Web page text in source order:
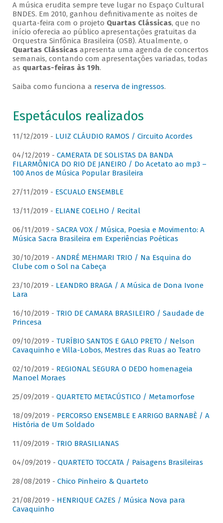
A música erudita sempre teve lugar no Espaço Cultural
BNDES. Em 2010, ganhou definitivamente as noites de
quarta-feira com o projeto Quartas Clássicas, que no
início oferecia ao público apresentações gratuitas da
Orquestra Sinfônica Brasileira (OSB). Atualmente, o
Quartas Clássicasapresenta uma agenda de concertos
semanais, contando com apresentações variadas, todas
as quartas-feiras às 19h.
Saiba como funciona a reserva de ingressos.
Espetáculos realizados
11/12/2019 - LUIZ CLÁUDIO RAMOS / Circuito Acordes
04/12/2019 - CAMERATA DE SOLISTAS DA BANDA
FILARMÔNICA DO RIO DE JANEIRO / Do Acetato ao mp3 –
100 Anos de Música Popular Brasileira
27/11/2019 - ESCUALO ENSEMBLE
13/11/2019 - ELIANE COELHO / Recital
06/11/2019 - SACRA VOX / Música, Poesia e Movimento: A
Música Sacra Brasileira em Experiências Poéticas
30/10/2019 - ANDRÉ MEHMARI TRIO / Na Esquina do
Clube com o Sol na Cabeça
23/10/2019 - LEANDRO BRAGA / A Música de Dona Ivone
Lara
16/10/2019 - TRIO DE CAMARA BRASILEIRO / Saudade de
Princesa
09/10/2019 - TURÍBIO SANTOS E GALO PRETO / Nelson
Cavaquinho e Villa-Lobos, Mestres das Ruas ao Teatro
02/10/2019 - REGIONAL SEGURA O DEDO homenageia
Manoel Moraes
25/09/2019 - QUARTETO METACÚSTICO / Metamorfose
18/09/2019 - PERCORSO ENSEMBLE E ARRIGO BARNABÈ / A
História de Um Soldado
11/09/2019 - TRIO BRASILIANAS
04/09/2019 - QUARTETO TOCCATA / Paisagens Brasileiras
28/08/2019 - Chico Pinheiro & Quarteto
21/08/2019 - HENRIQUE CAZES / Música Nova para
Cavaquinho